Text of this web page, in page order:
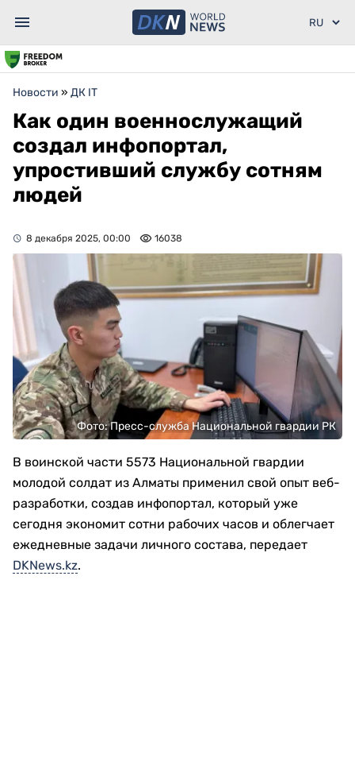
Новости » ДК IT
Как один военнослужащий
создал инфопортал,
упростивший службу сотням
людей
8 декабря 2025, 00:00 16038
Фото: Пресс-служба Национальной гвардии РК
В воинской части 5573 Национальной гвардии
молодой солдат из Алматы применил свой опыт веб-
разработки, создав инфопортал, который уже
сегодня экономит сотни рабочих часов и облегчает
ежедневные задачи личного состава, передает
DKNews.kz.